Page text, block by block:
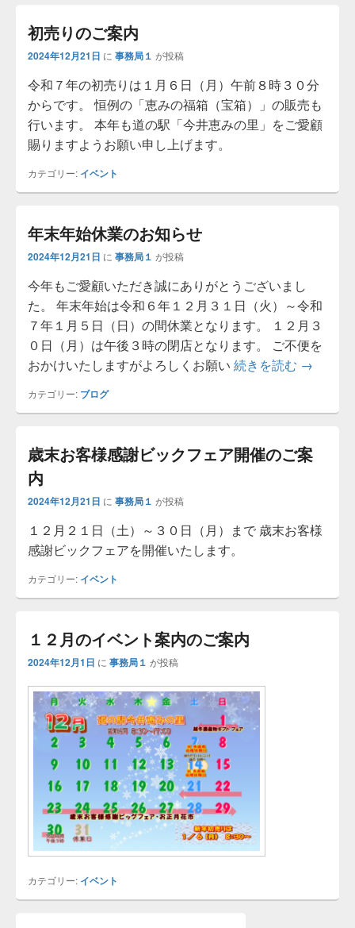
初売りのご案内
2024年12月21日 に 事務局１ が投稿
令和７年の初売りは１月６日（月）午前８時３０分
からです。 恒例の「恵みの福箱（宝箱）」の販売も
行います。 本年も道の駅「今井恵みの里」をご愛顧
賜りますようお願い申し上げます。
カテゴリー: イベント
年末年始休業のお知らせ
2024年12月21日 に 事務局１ が投稿
今年もご愛顧いただき誠にありがとうございまし
た。 年末年始は令和６年１２月３１日（火）～令和
７年１月５日（日）の間休業となります。 １２月３
０日（月）は午後３時の閉店となります。 ご不便を
おかけいたしますがよろしくお願い 続きを読む 年末年
→
カテゴリー: ブログ
歳末お客様感謝ビックフェア開催のご案
内
2024年12月21日 に 事務局１ が投稿
１２月２１日（土）～３０日（月）まで 歳末お客様
感謝ビックフェアを開催いたします。
カテゴリー: イベント
１２月のイベント案内のご案内
2024年12月1日 に 事務局１ が投稿
カテゴリー: イベント